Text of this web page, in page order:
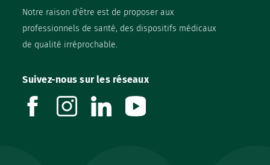
Notre raison d'être est de proposer aux
professionnels de santé, des dispositifs médicaux
de qualité irréprochable.
Suivez-nous sur les réseaux
facebookinstagramlinkedin